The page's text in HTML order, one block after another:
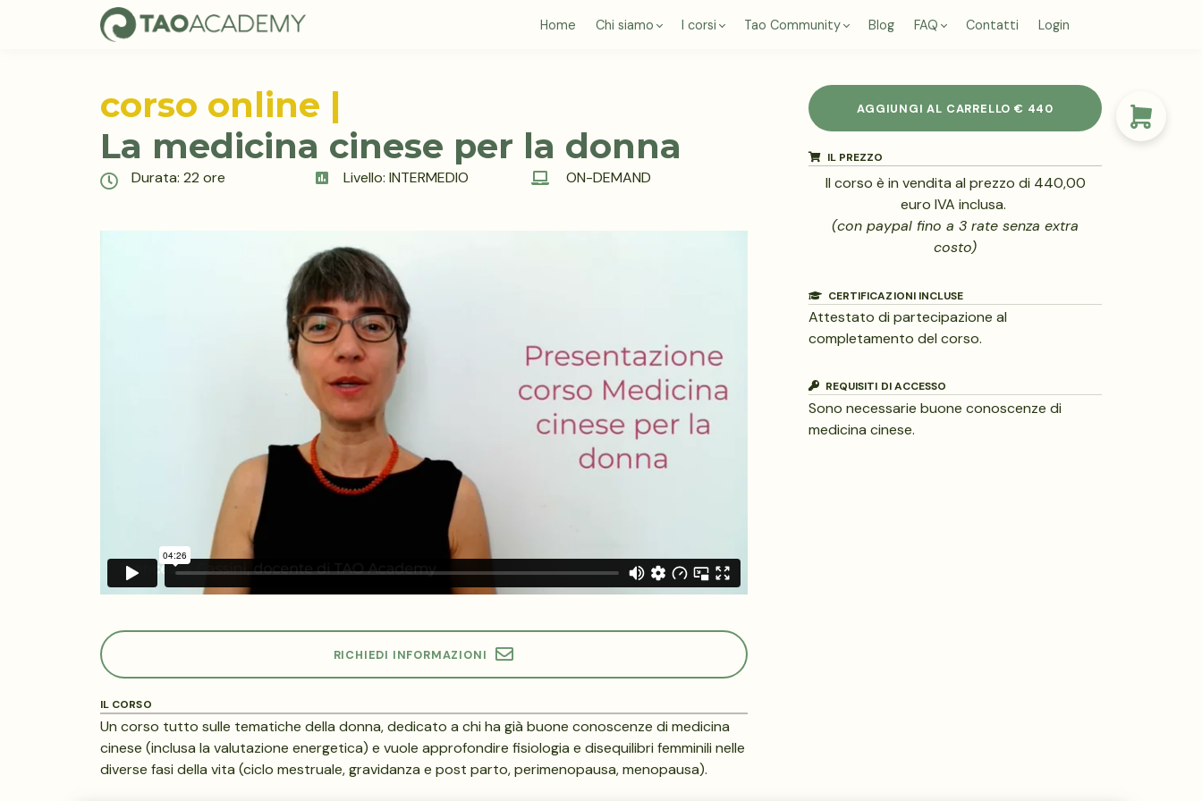
Home Chi siamo I corsi Tao Community Blog FAQ Contatti Login
corso online |
La medicina cinese per la donna
Durata: 22 ore Livello: INTERMEDIO ON-DEMAND
RICHIEDI INFORMAZIONI
IL CORSO
Un corso tutto sulle tematiche della donna, dedicato a chi ha già buone conoscenze di medicina
cinese (inclusa la valutazione energetica) e vuole approfondire fisiologia e disequilibri femminili nelle
diverse fasi della vita (ciclo mestruale, gravidanza e post parto, perimenopausa, menopausa).
AGGIUNGI AL CARRELLO € 440
IL PREZZO
Il corso è in vendita al prezzo di 440,00
euro IVA inclusa.
(con paypal fino a 3 rate senza extra
costo)
CERTIFICAZIONI INCLUSE
Attestato di partecipazione al
completamento del corso.
REQUISITI DI ACCESSO
Sono necessarie buone conoscenze di
medicina cinese.